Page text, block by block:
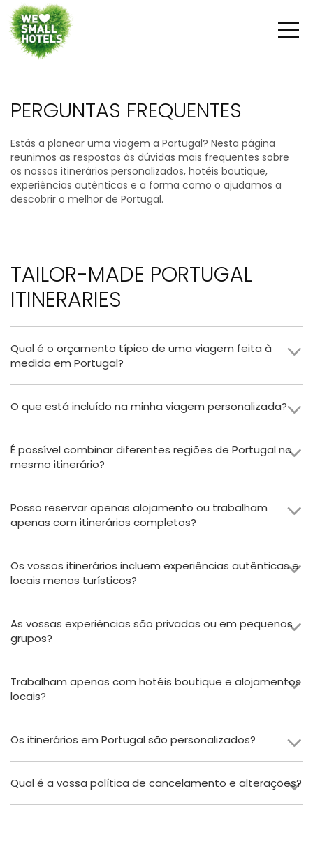
PERGUNTAS FREQUENTES
Estás a planear uma viagem a Portugal? Nesta página
reunimos as respostas às dúvidas mais frequentes sobre
os nossos itinerários personalizados, hotéis boutique,
experiências autênticas e a forma como o ajudamos a
descobrir o melhor de Portugal.
TAILOR-MADE PORTUGAL
ITINERARIES
Qual é o orçamento típico de uma viagem feita à
medida em Portugal?
O que está incluído na minha viagem personalizada?
É possível combinar diferentes regiões de Portugal no
mesmo itinerário?
Posso reservar apenas alojamento ou trabalham
apenas com itinerários completos?
Os vossos itinerários incluem experiências autênticas e
locais menos turísticos?
As vossas experiências são privadas ou em pequenos
grupos?
Trabalham apenas com hotéis boutique e alojamentos
locais?
Os itinerários em Portugal são personalizados?
Qual é a vossa política de cancelamento e alterações?